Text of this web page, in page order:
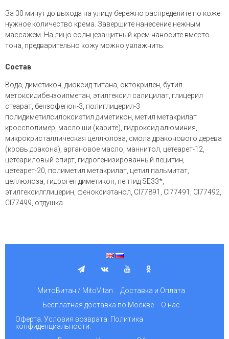
За 30 минут до выхода на улицу бережно распределите по коже
нужное количество крема. Завершите нанесение нежным
массажем. На лицо солнцезащитный крем наносите вместо
тона, предварительно кожу можно увлажнить.
Состав
Вода, диметикон, диоксид титана, октокрилен, бутил
метоксидибензоилметан, этилгексил салицилат, глицерил
стеарат, бензофенон-3, полиглицерил-3
полидиметилсилоксиэтил диметикон, метил метакрилат
кроссполимер, масло ши (карите), гидроксид алюминия,
микрокристаллическая целлюлоза, смола драконового дерева
(кровь дракона), аргановое масло, маннитол, цетеарет-12,
цетеариловый спирт, гидрогенизированный лецитин,
цетеарет-20, полиметил метакрилат, цетил пальмитат,
целлюлоза, гидроген диметикон, пептид SE33*,
этилгексилглицерин, феноксиэтанол, CI77891, CI77491, CI77492,
CI77499, отдушка
МитоВитан / MitoVitan
Доставка и Оплата
Бесплатная доставка по Москве
О нас
Оферта. Условия возврата. Политика
конфиденциальности.